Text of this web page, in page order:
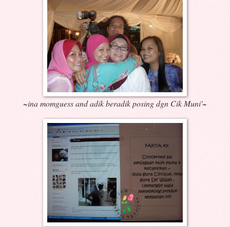
~ina momguess and adik beradik posing dgn Cik Muni'~